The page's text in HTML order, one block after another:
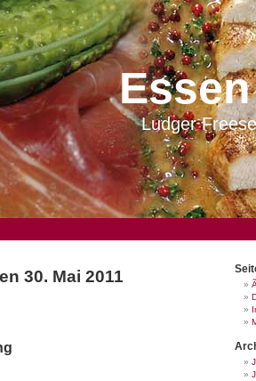
Ludger
30. Mai 2011